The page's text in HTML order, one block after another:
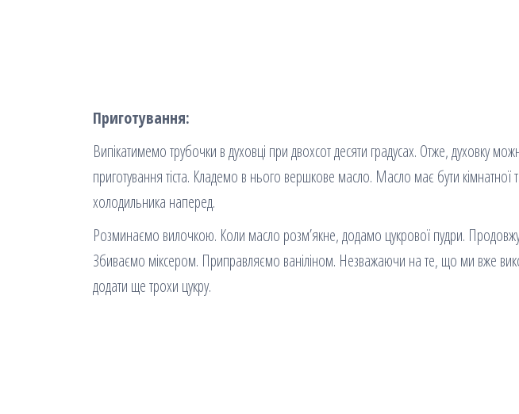
Приготування:
Випікатимемо трубочки в духовці при двохсот десяти градусах. Отже, духовку
приготування тіста. Кладемо в нього вершкове масло. Масло має бути кімнатної
холодильника наперед.
Розминаємо вилочкою. Коли масло розм’якне, додамо цукрової пудри.
Збиваємо міксером. Приправляємо ваніліном. Незважаючи на те, що ми вже
додати ще трохи цукру.